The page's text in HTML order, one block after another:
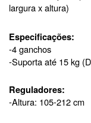
largura x altura)
Especificações:
-4 ganchos
-Suporta até 15 kg
Reguladores:
-Altura: 105-212 cm